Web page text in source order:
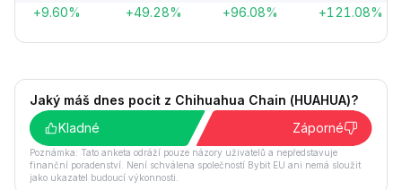
+9.60% +49.28% +96.08% +121.08%
Jaký máš dnes pocit z Chihuahua Chain (HUAHUA)?
Kladné
Záporné
Poznámka: Tato anketa odráží pouze názory uživatelů a nepředstavuje
finanční poradenství. Není schválena společností Bybit EU ani nemá sloužit
jako ukazatel budoucí výkonnosti.